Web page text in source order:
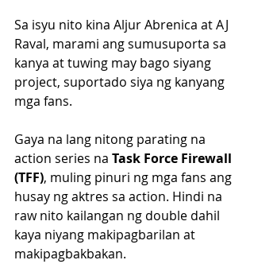
Sa isyu nito kina Aljur Abrenica at AJ
Raval, marami ang sumusuporta sa
kanya at tuwing may bago siyang
project, suportado siya ng kanyang
mga fans.
Gaya na lang nitong parating na
action series na Task Force Firewall
(TFF), muling pinuri ng mga fans ang
husay ng aktres sa action. Hindi na
raw nito kailangan ng double dahil
kaya niyang makipagbarilan at
makipagbakbakan.